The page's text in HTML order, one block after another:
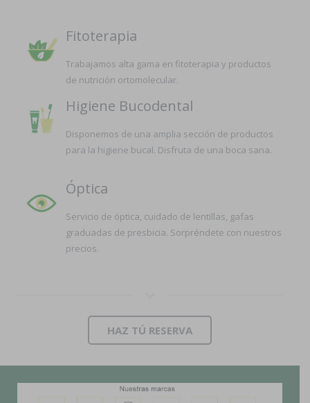
Fitoterapia
Trabajamos alta gama en fitoterapia y productos
de nutrición ortomolecular.
Higiene Bucodental
Disponemos de una amplia sección de productos
para la higiene bucal. Disfruta de una boca sana.
Óptica
Servicio de óptica, cuidado de lentillas, gafas
graduadas de presbicia. Sorpréndete con nuestros
precios.
HAZ TÚ RESERVA